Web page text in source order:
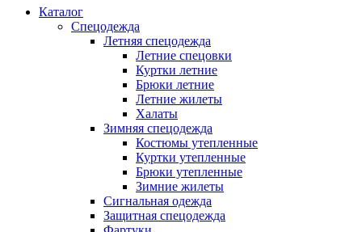
Каталог
Спецодежда
Летняя спецодежда
Летние спецовки
Куртки летние
Брюки летние
Летние жилеты
Халаты
Зимняя спецодежда
Костюмы утепленные
Куртки утепленные
Брюки утепленные
Зимние жилеты
Сигнальная одежда
Защитная спецодежда